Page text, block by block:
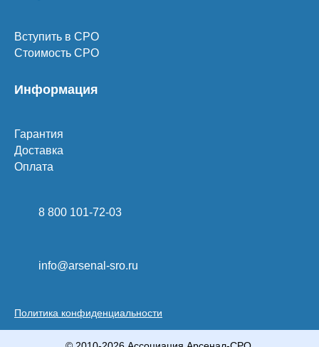
Политика конфиденциальности
Вступить в СРО
Стоимость СРО
Информация
Гарантия
Доставка
Оплата
8 800 101-72-03
info@arsenal-sro.ru